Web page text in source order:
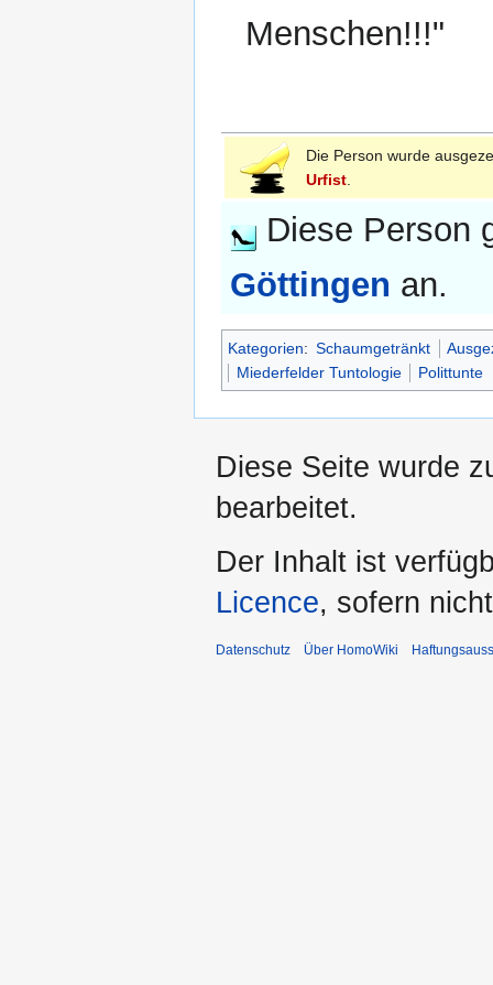
Menschen!!!"
Die Person wurde
Urfist.
Diese Person
Göttingen an.
Kategorien: Schaumgetränkt
Miederfelder Tuntologie
Polittunte
Diese Seite wurde
bearbeitet.
Der Inhalt ist
Licence, sofern
Datenschutz Über HomoWiki